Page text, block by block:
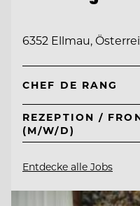
6352 Ellmau,
CHEF DE RANG
REZEPTION /
(M/W/D)
Entdecke alle Jobs